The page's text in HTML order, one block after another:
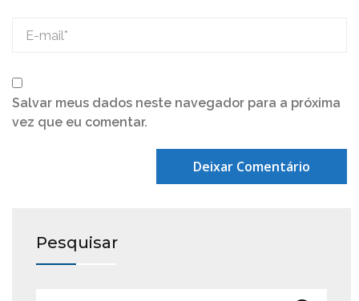
Salvar meus dados neste navegador para a próxima
vez que eu comentar.
Pesquisar